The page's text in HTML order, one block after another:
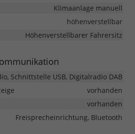
Klimaanlage manuell
höhenverstellbar
Höhenverstellbarer Fahrersitz
Schnittstelle USB, Digitalradio DAB
vorhanden
vorhanden
Freisprecheinrichtung, Bluetooth